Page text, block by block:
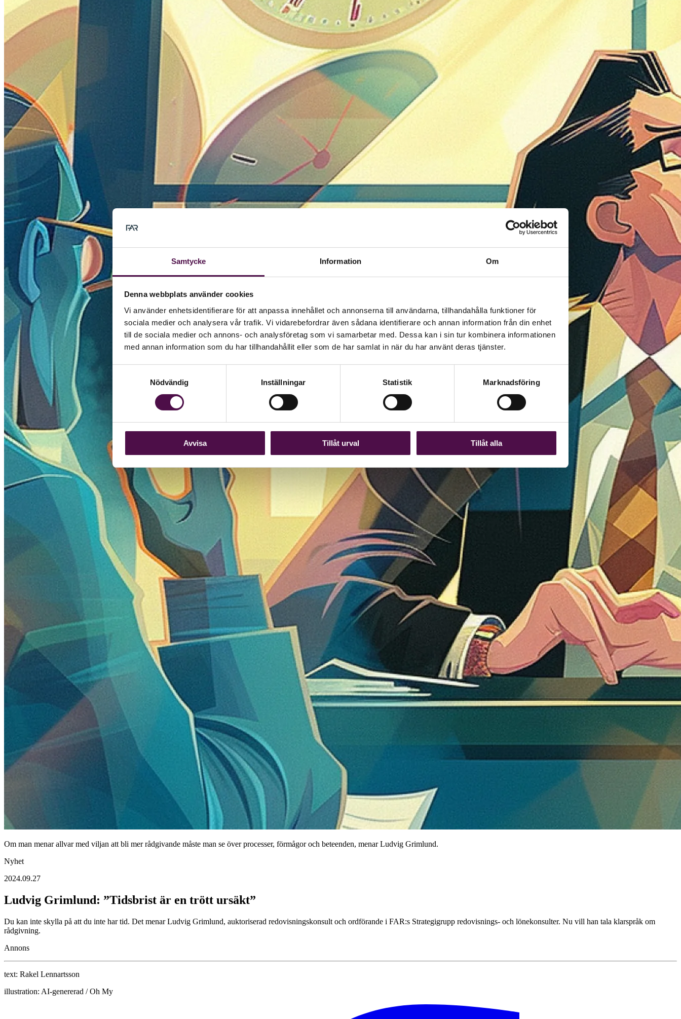
Samtycke Information Om
Denna webbplats använder cookies
Vi använder enhetsidentifierare för att anpassa innehållet och annonserna till användarna, tillhandahålla funktioner för
sociala medier och analysera vår trafik. Vi vidarebefordrar även sådana identifierare och annan information från din enhet
till de sociala medier och annons- och analysföretag som vi samarbetar med. Dessa kan i sin tur kombinera informationen
med annan information som du har tillhandahållit eller som de har samlat in när du har använt deras tjänster.
Nödvändig
Inställningar Statistik Marknadsföring
Avvisa Tillåt urval Tillåt alla
Om man menar allvar med viljan att bli mer rådgivande måste man se över processer, förmågor och beteenden, menar Ludvig Grimlund.
Nyhet
2024.09.27
Ludvig Grimlund: ”Tidsbrist är en trött ursäkt”
Du kan inte skylla på att du inte har tid. Det menar Ludvig Grimlund, auktoriserad redovisningskonsult och ordförande i FAR:s Strategigrupp redovisnings- och lönekonsulter. Nu vill han tala klarspråk om
rådgivning.
Annons
text: Rakel Lennartsson
illustration: AI-genererad / Oh My